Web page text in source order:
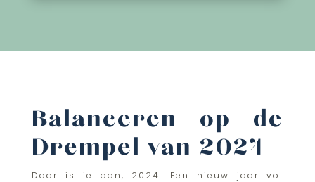
Balanceren op de
Drempel van 2024
Daar is ie dan, 2024. Een nieuw jaar vol